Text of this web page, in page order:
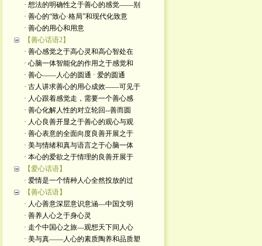
· 想法的明确性之于善心的感觉——别
· 善心的“致心·格局”和现代化致意
· 善心的用心和用意
【善心话语2】
· 善心感觉之于高心灵和高心智处在
· 心脑一体智能化的作用之于感觉和
· 善心——人心的圆通 · 爱的圆通
· 古人讲求善心的用心成效——可见于
· 人心跟着感觉走，需要一个善心感
· 善心化解人性的对立轮回--善而圆
· 人心良善开显之于善心的观心与观
· 善心表意的全面向度良善开展之于
· 美与情绪和真与语言之于心脑一体
· 本心的爱欲之于情理的良善开展于
【爱心话语】
· 爱情是一个情种人心全然投放的过
【善心话语】
· 人心善意深层意识意涵—中国文明
· 善养人心之于身心灵
· 走个中国心之旅—观想天下间人心
· 美与真——人心的素质陶养和品质塑